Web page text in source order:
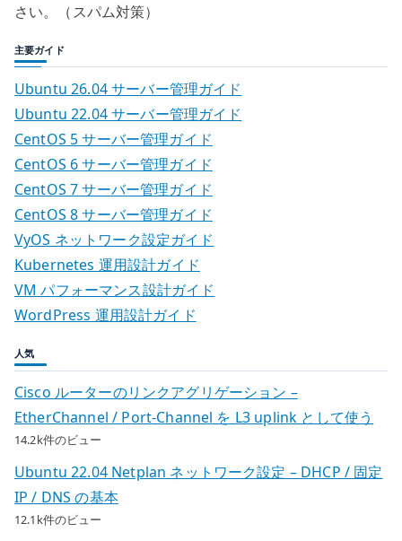
さい。（スパム対策）
主要ガイド
Ubuntu 26.04 サーバー管理ガイド
Ubuntu 22.04 サーバー管理ガイド
CentOS 5 サーバー管理ガイド
CentOS 6 サーバー管理ガイド
CentOS 7 サーバー管理ガイド
CentOS 8 サーバー管理ガイド
VyOS ネットワーク設定ガイド
Kubernetes 運用設計ガイド
VM パフォーマンス設計ガイド
WordPress 運用設計ガイド
人気
Cisco ルーターのリンクアグリゲーション –
EtherChannel / Port-Channel を L3 uplink として使う
14.2k件のビュー
Ubuntu 22.04 Netplan ネットワーク設定 – DHCP / 固定
IP / DNS の基本
12.1k件のビュー